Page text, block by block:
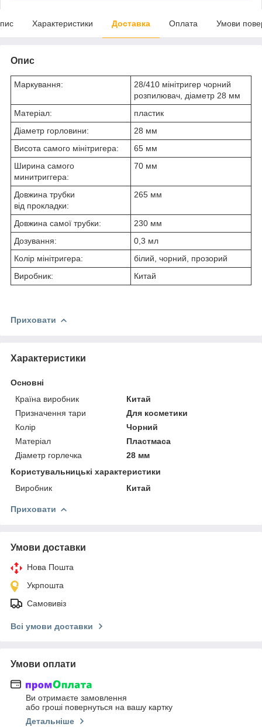
Характеристики Доставка Оплата Умови
Опис
Маркування:
28/410 мінітригер чорний
розпилювач, діаметр 28 мм
Матеріал:
пластик
Діаметр горловини:
28 мм
Висота самого мінітригера:
65 мм
Ширина самого
минитриггера:
70 мм
Довжина трубки
від прокладки:
265 мм
Довжина самої трубки:
230 мм
Дозування:
0,3 мл
Колір мінітригера:
білий, чорний, прозорий
Виробник:
Китай
Приховати
Характеристики
Основні
Країна виробник
Китай
Призначення тари
Для косметики
Колір
Чорний
Матеріал
Пластмаса
Діаметр горлечка
28 мм
Користувальницькі характеристики
Виробник
Китай
Приховати
Умови доставки
Нова Пошта
Укрпошта
Самовивіз
Всі умови доставки
Умови оплати
Ви отримаєте замовлення
або гроші повернуться на вашу картку
Детальніше